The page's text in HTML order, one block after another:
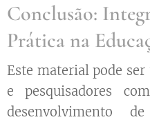
Conclusão:
Prática na
Este material pode
e pesquisadores
desenvolvimento